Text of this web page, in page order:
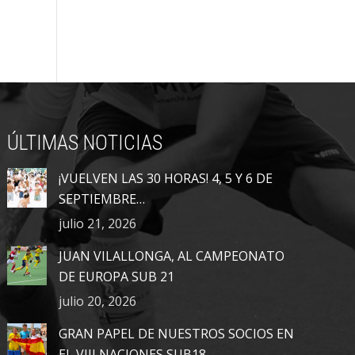
ÚLTIMAS NOTICIAS
¡VUELVEN LAS 30 HORAS! 4, 5 Y 6 DE
SEPTIEMBRE…
julio 21, 2026
JUAN VILALLONGA, AL CAMPEONATO
DE EUROPA SUB 21
julio 20, 2026
GRAN PAPEL DE NUESTROS SOCIOS EN